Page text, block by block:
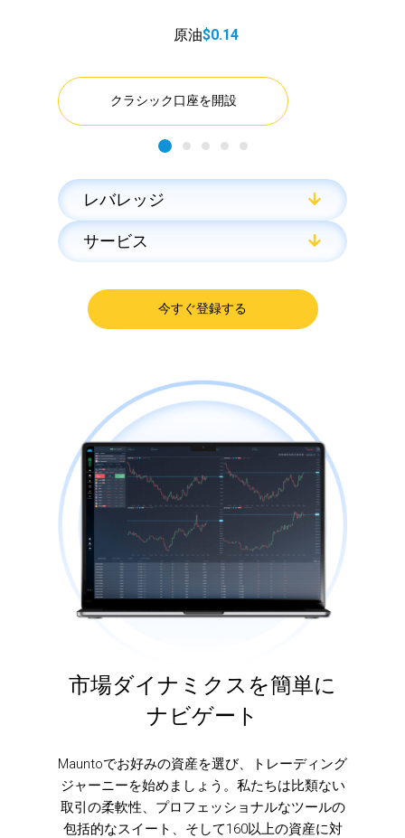
原油$0.14
クラシック口座を開設
レバレッジ
サービス
今すぐ登録する
市場ダイナミクスを簡単に
ナビゲート
Mauntoでお好みの資産を選び、トレーディング
ジャーニーを始めましょう。私たちは比類ない
取引の柔軟性、プロフェッショナルなツールの
包括的なスイート、そして160以上の資産に対